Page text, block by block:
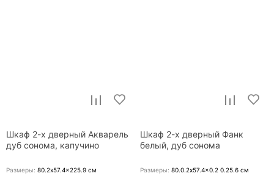
Шкаф 2-х дверный Акварель
дуб сонома, капучино
Размеры: 80.2x57.4x225.9 см
Шкаф 2-х дверный Фанк
белый, дуб сонома
Размеры: 80.0.2x57.4x0.2 0.25.6 см